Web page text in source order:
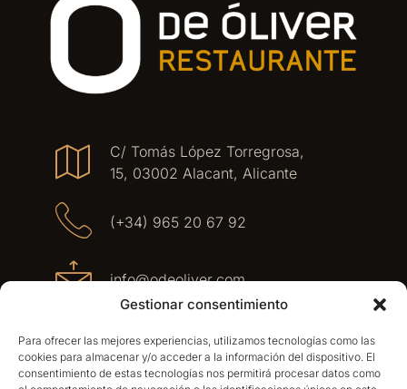
Gestionar consentimiento
Para ofrecer las mejores experiencias, utilizamos tecnologías como las
cookies para almacenar y/o acceder a la información del dispositivo. El
consentimiento de estas tecnologías nos permitirá procesar datos como
C/ Tomás López Torregrosa,
15, 03002 Alacant, Alicante
(+34) 965 20 67 92
info@odeoliver.com
Sábado de 12:30 a 16:30 y de
20:30 a 23:30